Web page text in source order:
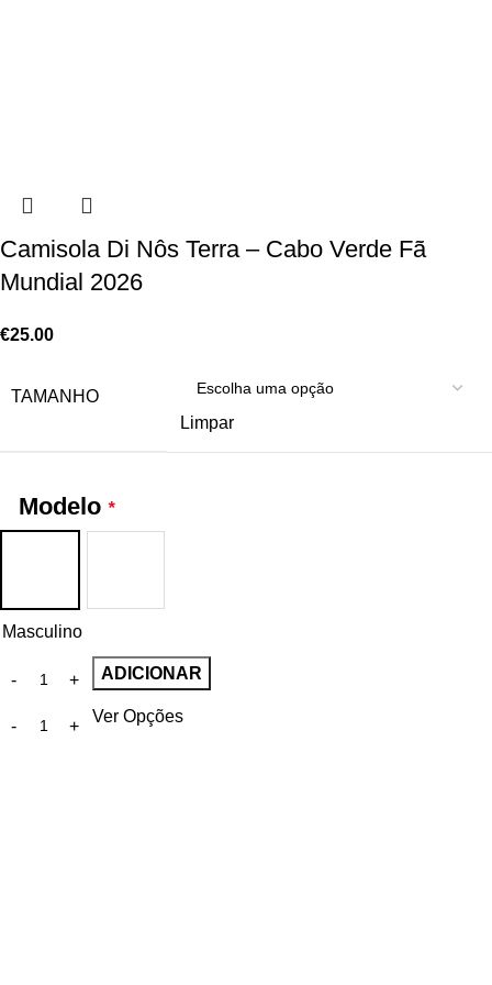
Camisola Di Nôs Terra – Cabo Verde Fã
Mundial 2026
€25.00
TAMANHO
Limpar
Modelo *
Masculino
ADICIONAR
Ver Opções